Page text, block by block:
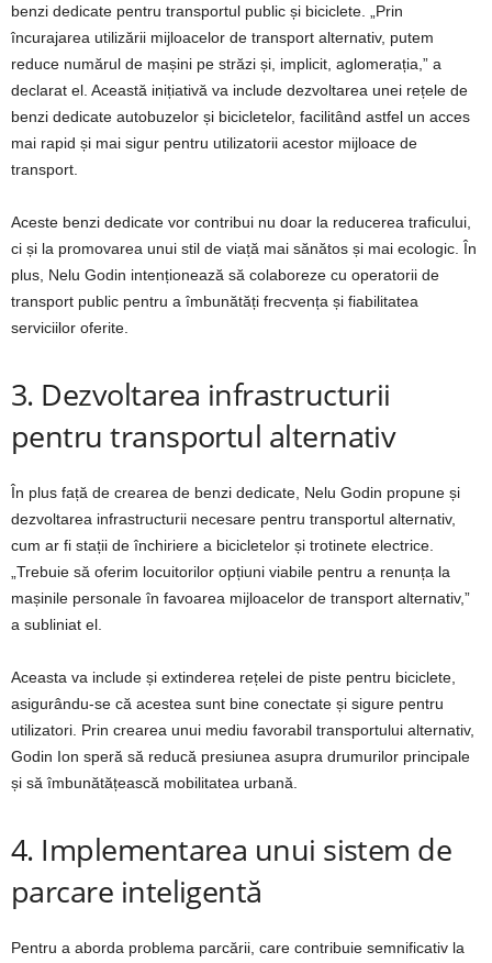
benzi dedicate pentru transportul public și biciclete. „Prin
încurajarea utilizării mijloacelor de transport alternativ, putem
reduce numărul de mașini pe străzi și, implicit, aglomerația,” a
declarat el. Această inițiativă va include dezvoltarea unei rețele de
benzi dedicate autobuzelor și bicicletelor, facilitând astfel un acces
mai rapid și mai sigur pentru utilizatorii acestor mijloace de
transport.
Aceste benzi dedicate vor contribui nu doar la reducerea traficului,
ci și la promovarea unui stil de viață mai sănătos și mai ecologic. În
plus, Nelu Godin intenționează să colaboreze cu operatorii de
transport public pentru a îmbunătăți frecvența și fiabilitatea
serviciilor oferite.
3. Dezvoltarea infrastructurii
pentru transportul alternativ
În plus față de crearea de benzi dedicate, Nelu Godin propune și
dezvoltarea infrastructurii necesare pentru transportul alternativ,
cum ar fi stații de închiriere a bicicletelor și trotinete electrice.
„Trebuie să oferim locuitorilor opțiuni viabile pentru a renunța la
mașinile personale în favoarea mijloacelor de transport alternativ,”
a subliniat el.
Aceasta va include și extinderea rețelei de piste pentru biciclete,
asigurându-se că acestea sunt bine conectate și sigure pentru
utilizatori. Prin crearea unui mediu favorabil transportului alternativ,
Godin Ion speră să reducă presiunea asupra drumurilor principale
și să îmbunătățească mobilitatea urbană.
4. Implementarea unui sistem de
parcare inteligentă
Pentru a aborda problema parcării, care contribuie semnificativ la